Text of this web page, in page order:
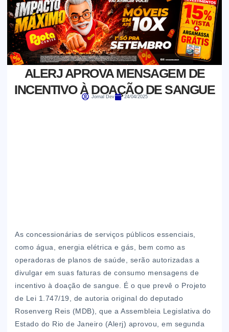
ALERJ APROVA MENSAGEM DE
INCENTIVO À DOAÇÃO DE SANGUE
Jornal Dev 24/04/2025
As concessionárias de serviços públicos essenciais,
como água, energia elétrica e gás, bem como as
operadoras de planos de saúde, serão autorizadas a
divulgar em suas faturas de consumo mensagens de
incentivo à doação de sangue. É o que prevê o Projeto
de Lei 1.747/19, de autoria original do deputado
Rosenverg Reis (MDB), que a Assembleia Legislativa do
Estado do Rio de Janeiro (Alerj) aprovou, em segunda